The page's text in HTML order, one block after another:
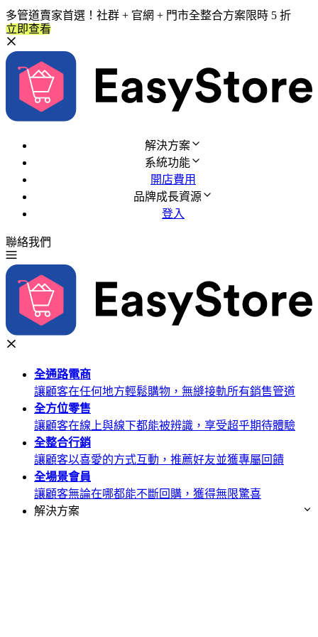
多管道賣家首選！社群 + 官網 + 門市全整合方案限時 5 折
立即查看
解決方案
系統功能
開店費用
品牌成長資源
登入
聯絡我們
全通路電商
讓顧客在任何地方輕鬆購物，無縫接軌所有銷售管道
全方位零售
讓顧客在線上與線下都能被辨識，享受超乎期待體驗
全整合行銷
讓顧客以喜愛的方式互動，推薦好友並獲專屬回饋
全場景會員
讓顧客無論在哪都能不斷回購，獲得無限驚喜
解決方案